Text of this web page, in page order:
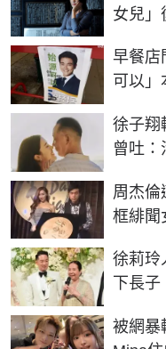
女兒
早餐店
可以」
徐子
曾吐：
周杰倫
框緋聞
徐莉玲
下長
被網暴